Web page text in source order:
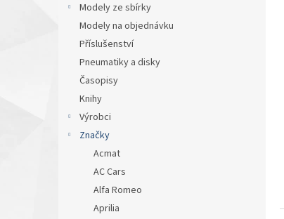
Modely ze sbírky
Modely na objednávku
Příslušenství
Pneumatiky a disky
Časopisy
Knihy
Výrobci
Značky
Acmat
AC Cars
Alfa Romeo
Aprilia